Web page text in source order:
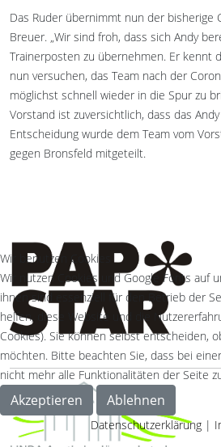
Das Ruder übernimmt nun der bisherige
Breuer. „Wir sind froh, dass sich Andy
Trainerposten zu übernehmen. Er kennt
nun versuchen, das Team nach der
möglichst schnell wieder in die Spur zu
Vorstand ist zuversichtlich, dass das
Entscheidung wurde dem Team vom
gegen Bronsfeld mitgeteilt.
Wir benutzen Cookies
Wir nutzen Cookies und Google Fonts auf
ihnen sind essenziell für den Betrieb der
helfen, diese Website und die
Cookies). Sie können selbst entscheiden,
möchten. Bitte beachten Sie, dass bei
nicht mehr alle Funktionalitäten der Seite
Akzeptieren Ablehnen
Datenschutzerklärung |